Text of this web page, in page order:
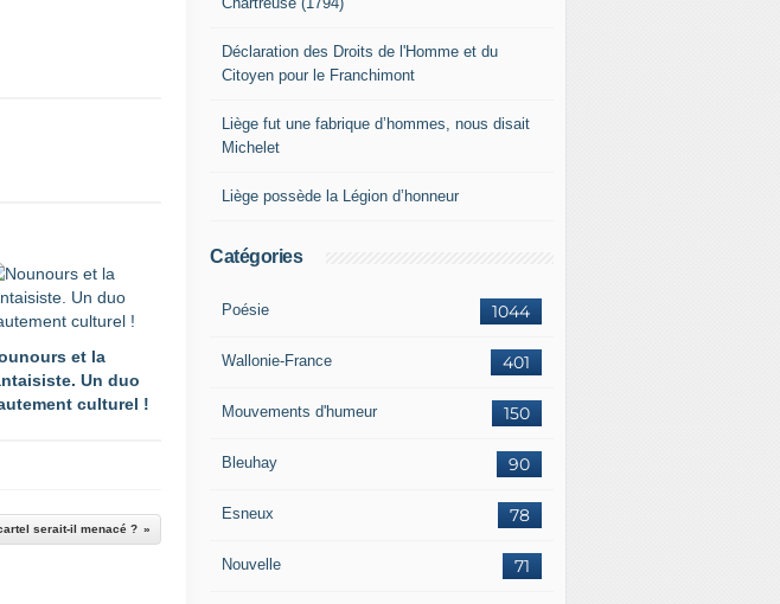
et la
Un duo
culturel !
serait-il menacé ?
Déclaration des Droits de l'Homme et du
Citoyen pour le Franchimont
Liège fut une fabrique d’hommes, nous disait
Michelet
Liège possède la Légion d’honneur
Catégories
1044
Poésie
401
Wallonie-France
150
Mouvements d'humeur
90
Bleuhay
78
Esneux
71
Nouvelle